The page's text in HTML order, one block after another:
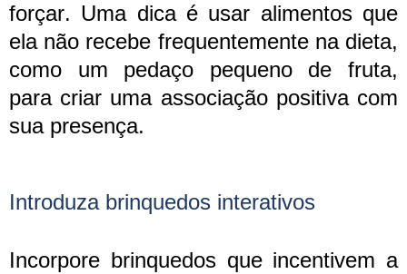
forçar. Uma dica é usar alimentos que
ela não recebe frequentemente na dieta,
como um pedaço pequeno de fruta,
para criar uma associação positiva com
sua presença.
Introduza brinquedos interativos
Incorpore brinquedos que incentivem a